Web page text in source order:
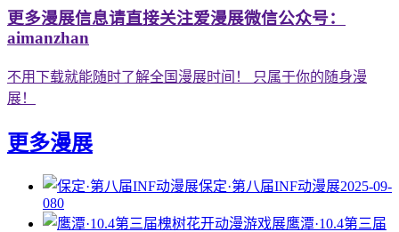
更多漫展信息请直接关注爱漫展微信公众号：
aimanzhan
不用下载就能随时了解全国漫展时间！ 只属于你的随身漫
展！
更多漫展
保定·第八届INF动漫展2025-09-
080
鹰潭·10.4第三届